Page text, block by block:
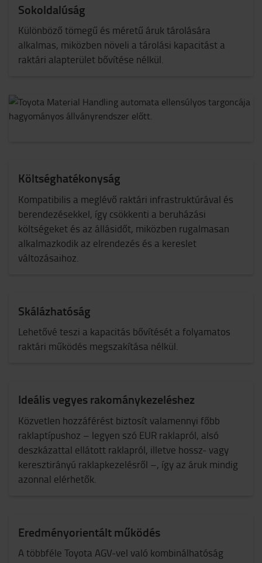
Sokoldalúság
Különböző tömegű és méretű áruk tárolására
alkalmas, miközben növeli a tárolási kapacitást a
raktári alapterület bővítése nélkül.
Költséghatékonyság
Kompatibilis a meglévő raktári infrastruktúrával és
berendezésekkel, így csökkenti a beruházási
költségeket és az állásidőt, miközben rugalmasan
alkalmazkodik az elrendezés és a kereslet
változásaihoz.
Skálázhatóság
Lehetővé teszi a kapacitás bővítését a folyamatos
raktári működés megszakítása nélkül.
Ideális vegyes rakománykezeléshez
Közvetlen hozzáférést biztosít valamennyi főbb
raklaptípushoz – legyen szó EUR raklapról, alsó
deszkázattal ellátott raklapról, illetve hossz- vagy
keresztirányú raklapkezelésről –, így az áruk mindig
azonnal elérhetők.
Eredményorientált működés
A többféle Toyota AGV-vel való kombinálhatóság